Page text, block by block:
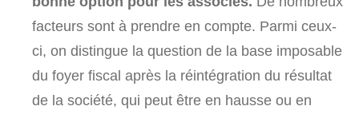
facteurs sont à prendre en compte. Parmi ceux-
ci, on distingue la question de la base imposable
du foyer fiscal après la réintégration du résultat
de la société, qui peut être en hausse ou en